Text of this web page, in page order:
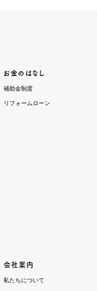
お金のはなし
補助金制度
リフォームローン
会社案内
私たちについて